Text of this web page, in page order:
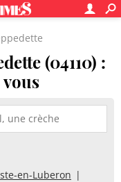
(04110) :
vous
en-Luberon